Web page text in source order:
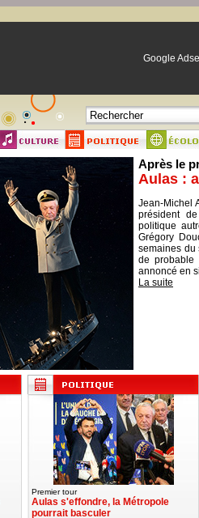
Google
Après le
Aulas :
Jean-Michel
président
politique
Grégory
semaines du
de probable
annoncé en
La suite
Premier tour
Aulas s'effondre, la Métropole
pourrait basculer